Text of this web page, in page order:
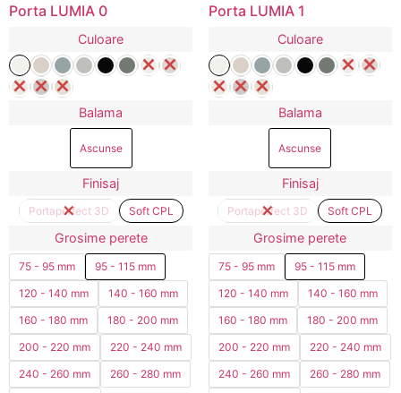
Porta LUMIA 0
Culoare
Balama
Ascunse
Finisaj
Portaperfect 3D Soft CPL
Grosime perete
75 - 95 mm
95 - 115 mm
120 - 140 mm
140 - 160 mm
160 - 180 mm
180 - 200 mm
200 - 220 mm
220 - 240 mm
240 - 260 mm
260 - 280 mm
Porta LUMIA 1
Culoare
Balama
Ascunse
Finisaj
Portaperfect 3D Soft CPL
Grosime perete
75 - 95 mm
95 - 115 mm
120 - 140 mm
140 - 160 mm
160 - 180 mm
180 - 200 mm
200 - 220 mm
220 - 240 mm
240 - 260 mm
260 - 280 mm